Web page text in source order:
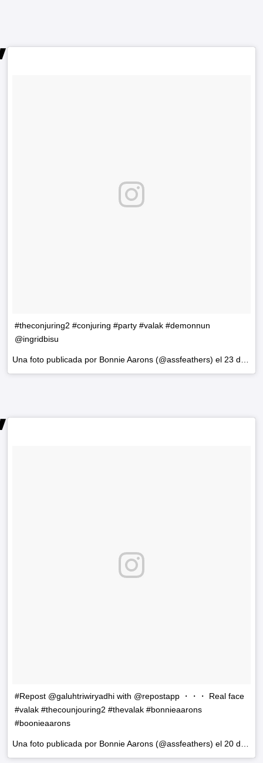
#theconjuring2 #conjuring #party #valak #demonnun
@ingridbisu
Una foto publicada por Bonnie Aarons (@assfeathers) el 23 de Jun de 2016 a la(s) 7:09 PDT
#Repost @galuhtriwiryadhi with @repostapp ・・・ Real face
#valak #thecounjouring2 #thevalak #bonnieaarons
#boonieaarons
Una foto publicada por Bonnie Aarons (@assfeathers) el 20 de Jun de 2016 a la(s) 5:42 PDT